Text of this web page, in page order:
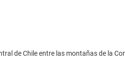
de Chile entre las montañas de la